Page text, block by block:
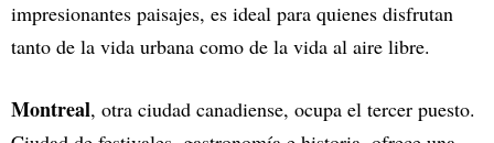
impresionantes paisajes, es ideal para quienes disfrutan
tanto de la vida urbana como de la vida al aire libre.
Montreal, otra ciudad canadiense, ocupa el tercer puesto.